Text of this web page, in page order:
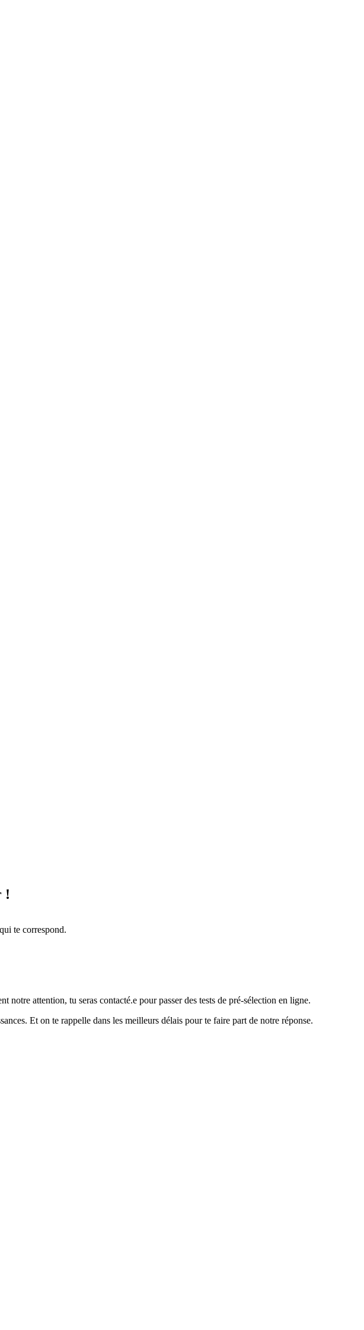
!
te correspond.
attention, tu seras contacté.e pour passer des tests de pré-sélection en ligne.
Et on te rappelle dans les meilleurs délais pour te faire part de notre réponse.